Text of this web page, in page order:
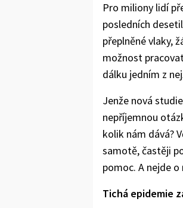
Pro miliony lidí
posledních
přeplněné vlaky,
možnost
dálku jedním z
Jenže nová
nepříjemnou
kolik nám dává?
samotě, častěji
pomoc. A nejde
Tichá epidemie